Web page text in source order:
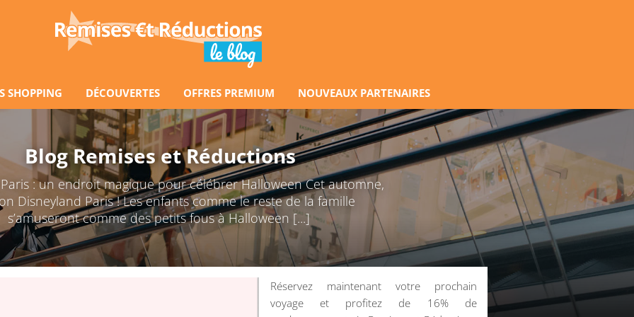
SHOPPING DÉCOUVERTES OFFRES PREMIUM NOUVEAUX PARTENAIRES
Blog Remises et Réductions
: un endroit magique pour célébrer Halloween Cet automne,
Disneyland Paris ! Les enfants comme le reste de la famille
s’amuseront comme des petits fous à Halloween [...]
Réservez maintenant votre prochain
voyage et profitez de 16% de